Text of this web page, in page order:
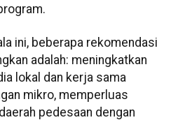
ini, beberapa rekomendasi
adalah: meningkatkan
lokal dan kerja sama
mikro, memperluas
pedesaan dengan